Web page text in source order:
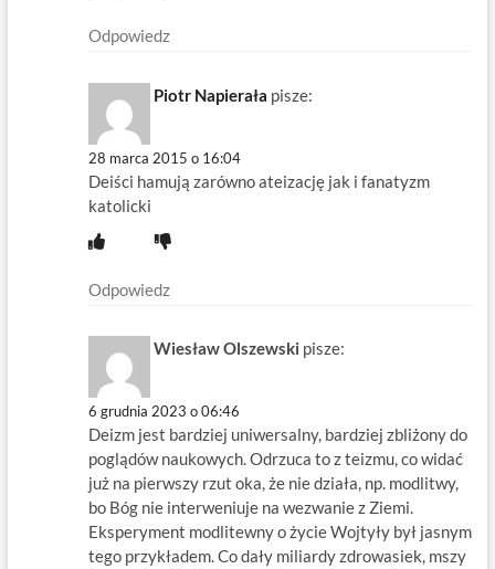
Odpowiedz
Piotr Napierała pisze:
28 marca 2015 o 16:04
Deiści hamują zarówno ateizację jak i fanatyzm
katolicki
Odpowiedz
Wiesław Olszewski pisze:
6 grudnia 2023 o 06:46
Deizm jest bardziej uniwersalny, bardziej zbliżony do
poglądów naukowych. Odrzuca to z teizmu, co widać
już na pierwszy rzut oka, że nie działa, np. modlitwy,
bo Bóg nie interweniuje na wezwanie z Ziemi.
Eksperyment modlitewny o życie Wojtyły był jasnym
tego przykładem. Co dały miliardy zdrowasiek, mszy